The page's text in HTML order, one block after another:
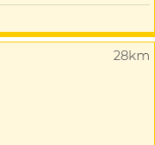
28km